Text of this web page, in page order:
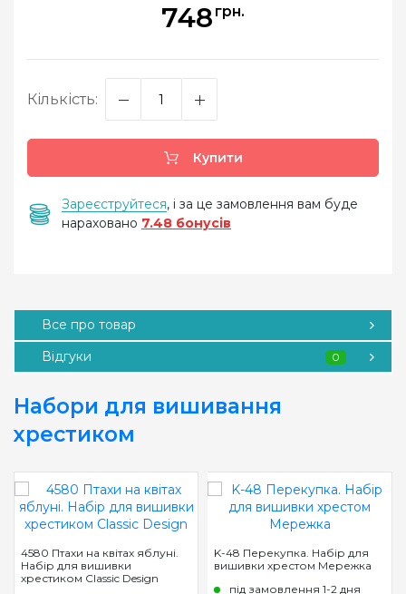
748 грн.
Кількість:
Купити
Зареєструйтеся, і за це замовлення вам буде
нараховано 7.48 бонусів
Все про товар
Відгуки
0
Набори для вишивання
хрестиком
4580 Птахи на квітах яблуні.
Набір для вишивки
хрестиком Classic Design
K-48 Перекупка. Набір для
вишивки хрестом Мережка
під замовлення 1-2 дня